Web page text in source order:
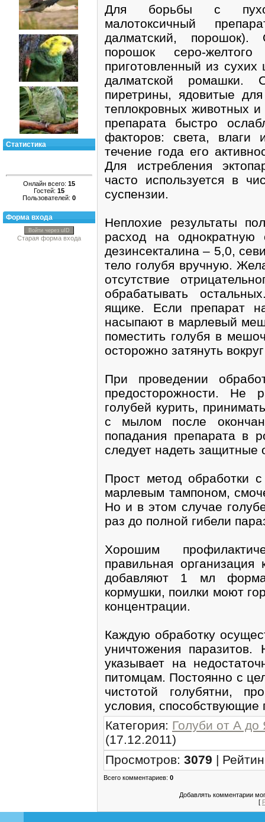
Статистика
Онлайн всего: 15
Гостей: 15
Пользователей: 0
Форма входа
Войти через uID
Старая форма входа
Для борьбы с
малотоксичный
далматский,
порошок серо-
приготовленный из сухих
далматской ромашки.
пиретрины, ядовитые
теплокровных животных
препарата быстро
факторов: света,
течение года его
Для истребления
часто используется в
суспензии.
Неплохие результаты
расход на однократную
дезинсекталина – 5,0,
тело голубя вручную.
отсутствие
обрабатывать
ящике. Если препарат
насыпают в марлевый
поместить голубя в
осторожно затянуть
При проведении
предосторожности. Не
голубей курить,
с мылом после
попадания препарата в
следует надеть защитные
Прост метод обработки
марлевым тампоном,
Но и в этом случае
раз до полной гибели
Хорошим
правильная
добавляют 1 мл
кормушки, поилки моют
концентрации.
Каждую обработку
уничтожения паразитов.
указывает на
питомцам. Постоянно с
чистотой голубятни,
условия,
Категория: Голуби от А до
(17.12.2011)
Просмотров: 3079 |
Всего комментариев: 0
Добавлять комментарии
[